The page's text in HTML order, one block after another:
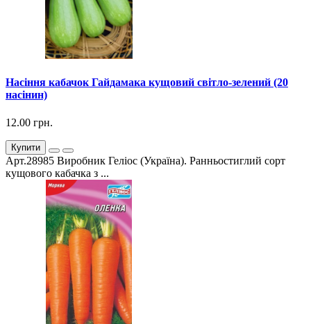
Насіння кабачок Гайдамака кущовий світло-зелений (20
насінин)
12.00 грн.
Купити
Арт.28985 Виробник Геліос (Україна). Ранньостиглий сорт
кущового кабачка з ...